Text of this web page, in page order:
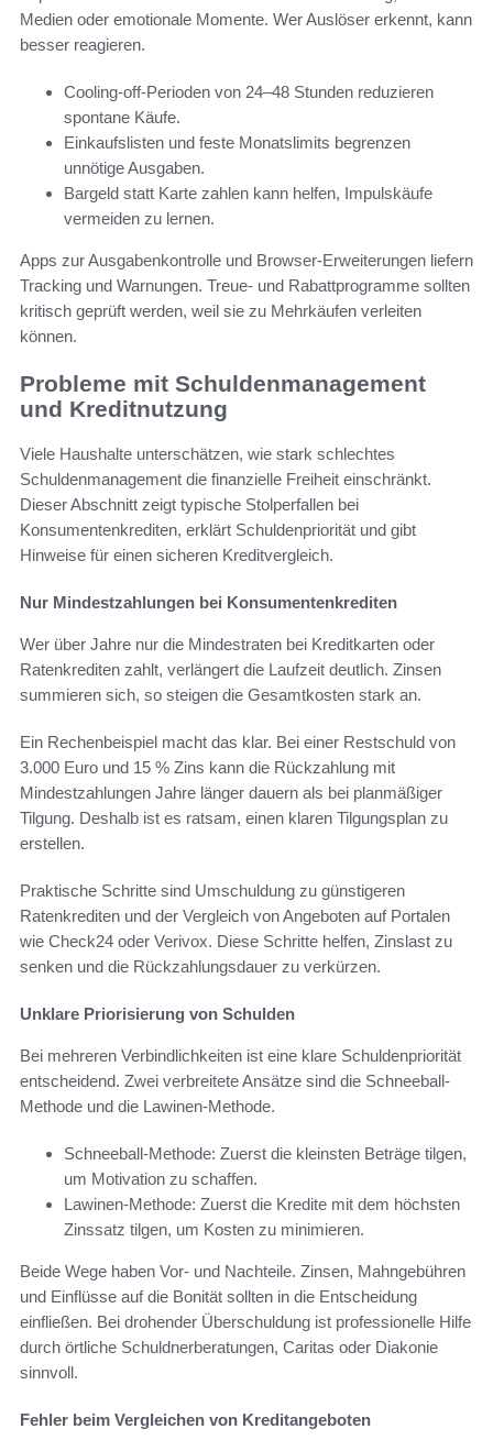
Medien oder emotionale Momente. Wer Auslöser erkennt, kann
besser reagieren.
Cooling-off-Perioden von 24–48 Stunden reduzieren
spontane Käufe.
Einkaufslisten und feste Monatslimits begrenzen
unnötige Ausgaben.
Bargeld statt Karte zahlen kann helfen, Impulskäufe
vermeiden zu lernen.
Apps zur Ausgabenkontrolle und Browser-Erweiterungen liefern
Tracking und Warnungen. Treue- und Rabattprogramme sollten
kritisch geprüft werden, weil sie zu Mehrkäufen verleiten
können.
Probleme mit Schuldenmanagement
und Kreditnutzung
Viele Haushalte unterschätzen, wie stark schlechtes
Schuldenmanagement die finanzielle Freiheit einschränkt.
Dieser Abschnitt zeigt typische Stolperfallen bei
Konsumentenkrediten, erklärt Schuldenpriorität und gibt
Hinweise für einen sicheren Kreditvergleich.
Nur Mindestzahlungen bei Konsumentenkrediten
Wer über Jahre nur die Mindestraten bei Kreditkarten oder
Ratenkrediten zahlt, verlängert die Laufzeit deutlich. Zinsen
summieren sich, so steigen die Gesamtkosten stark an.
Ein Rechenbeispiel macht das klar. Bei einer Restschuld von
3.000 Euro und 15 % Zins kann die Rückzahlung mit
Mindestzahlungen Jahre länger dauern als bei planmäßiger
Tilgung. Deshalb ist es ratsam, einen klaren Tilgungsplan zu
erstellen.
Praktische Schritte sind Umschuldung zu günstigeren
Ratenkrediten und der Vergleich von Angeboten auf Portalen
wie Check24 oder Verivox. Diese Schritte helfen, Zinslast zu
senken und die Rückzahlungsdauer zu verkürzen.
Unklare Priorisierung von Schulden
Bei mehreren Verbindlichkeiten ist eine klare Schuldenpriorität
entscheidend. Zwei verbreitete Ansätze sind die Schneeball-
Methode und die Lawinen-Methode.
Schneeball-Methode: Zuerst die kleinsten Beträge tilgen,
um Motivation zu schaffen.
Lawinen-Methode: Zuerst die Kredite mit dem höchsten
Zinssatz tilgen, um Kosten zu minimieren.
Beide Wege haben Vor- und Nachteile. Zinsen, Mahngebühren
und Einflüsse auf die Bonität sollten in die Entscheidung
einfließen. Bei drohender Überschuldung ist professionelle Hilfe
durch örtliche Schuldnerberatungen, Caritas oder Diakonie
sinnvoll.
Fehler beim Vergleichen von Kreditangeboten